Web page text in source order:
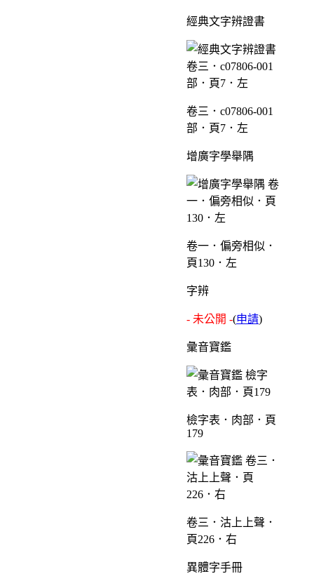
經典文字辨證書
卷三．c07806-001
部．頁7．左
增廣字學舉隅
卷一．偏旁相似．
頁130．左
字辨
- 未公開 -(申請)
彙音寶鑑
檢字表．肉部．頁
179
卷三．沽上上聲．
頁226．右
異體字手冊